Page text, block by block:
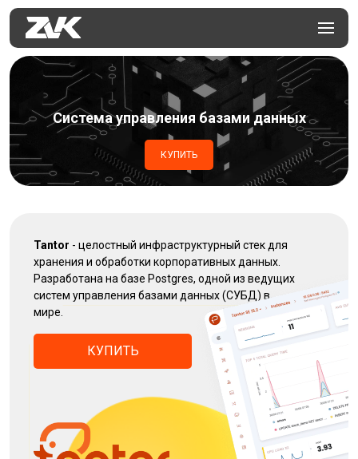
Система управления базами данных
КУПИТЬ
Tantor - целостный инфраструктурный стек для
хранения и обработки корпоративных данных.
Разработана на базе Postgres, одной из ведущих
систем управления базами данных (СУБД) в
мире.
КУПИТЬ